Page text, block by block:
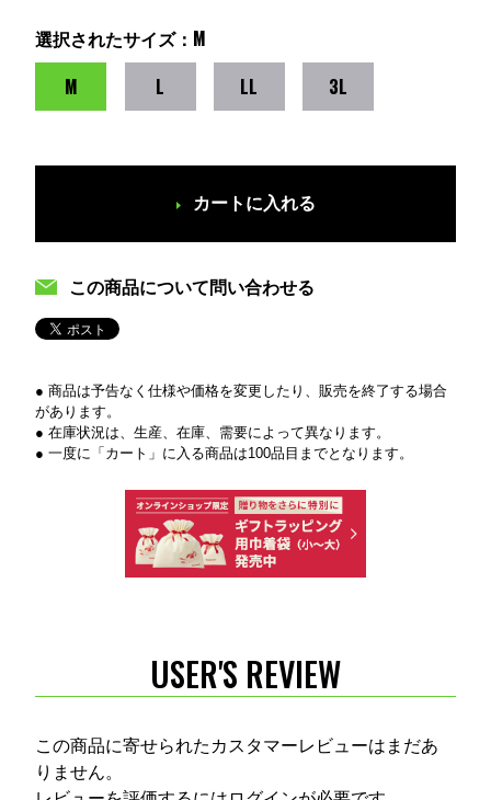
選択されたサイズ：M
M
L LL 3L
カートに入れる
この商品について問い合わせる
● 商品は予告なく仕様や価格を変更したり、販売を終了する場合
があります。
● 在庫状況は、生産、在庫、需要によって異なります。
● 一度に「カート」に入る商品は100品目までとなります。
USER'S REVIEW
この商品に寄せられたカスタマーレビューはまだあ
りません。